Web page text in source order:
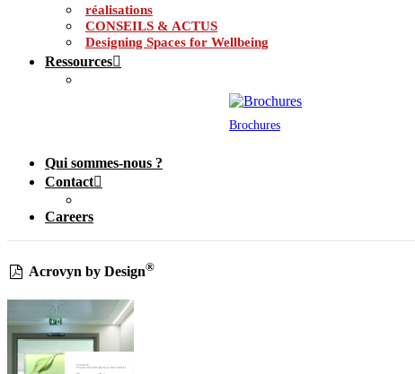
réalisations
CONSEILS & ACTUS
Designing Spaces for Wellbeing
Ressources
Brochures
Qui sommes-nous ?
Contact
Careers
Acrovyn by Design®